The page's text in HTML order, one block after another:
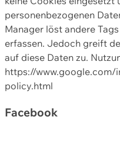
personenbezogenen
Manager löst andere
erfassen. Jedoch greift
auf diese Daten zu.
https://www.google.com/
policy.html
Facebook